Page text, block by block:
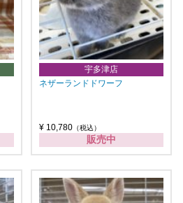
宇多津店
ネザーランドドワーフ
¥ 10,780 （税込）
販売中